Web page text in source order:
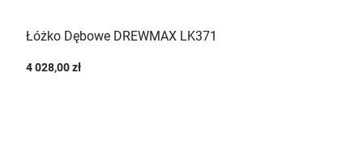
Łóżko Dębowe DREWMAX LK371
4 028,00 zł